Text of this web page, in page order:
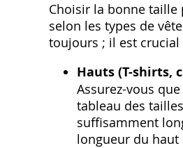
Choisir la bonne taille
selon les types de
toujours ; il est
Hauts (T-shirts‚
Assurez-vous
tableau des
suffisamment
longueur du